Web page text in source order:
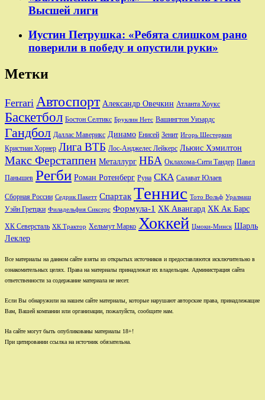
Высшей лиги
Иустин Петрушка: «Ребята слишком рано
поверили в победу и опустили руки»
Метки
Ferrari Автоспорт Александр Овечкин Атланта Хоукс
Баскетбол Бостон Селтикс Бруклин Нетс Вашингтон Уизардс
Гандбол Даллас Маверикс Динамо Енисей Зенит Игорь Шестеркин
Кристиан Хорнер Лига ВТБ Лос-Анджелес Лейкерс Льюис Хэмилтон
Макс Ферстаппен Металлург НБА Оклахома-Сити Тандер Павел
Панышев Регби Роман Ротенберг Руна СКА Салават Юлаев
Сборная России Седрик Пакетт Спартак Теннис Тото Вольф Уралмаш
Уэйн Гретцки Филадельфия Сиксерс Формула-1 ХК Авангард ХК Ак Барс
ХК Северсталь ХК Трактор Хельмут Марко Хоккей Цмоки-Минск Шарль
Леклер
Все материалы на данном сайте взяты из открытых источников и предоставляются исключительно в
ознакомительных целях. Права на материалы принадлежат их владельцам. Администрация сайта
ответственности за содержание материала не несет.
Если Вы обнаружили на нашем сайте материалы, которые нарушают авторские права, принадлежащие
Вам, Вашей компании или организации, пожалуйста, сообщите нам.
На сайте могут быть опубликованы материалы 18+!
При цитировании ссылка на источник обязательна.